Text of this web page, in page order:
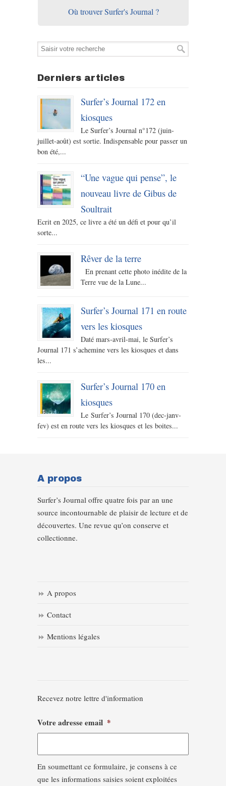
Où trouver Surfer's Journal ?
Derniers articles
Surfer’s Journal 172 en
kiosques
Le Surfer’s Journal n°172 (juin-
juillet-août) est sortie. Indispensable pour passer un
bon été,...
“Une vague qui pense”, le
nouveau livre de Gibus de
Soultrait
Ecrit en 2025, ce livre a été un défi et pour qu’il
sorte...
Rêver de la terre
En prenant cette photo inédite de la
Terre vue de la Lune...
Surfer’s Journal 171 en route
vers les kiosques
Daté mars-avril-mai, le Surfer’s
Journal 171 s’achemine vers les kiosques et dans
les...
Surfer’s Journal 170 en
kiosques
Le Surfer’s Journal 170 (dec-janv-
fev) est en route vers les kiosques et les boites...
A propos
Surfer’s Journal offre quatre fois par an une
source incontournable de plaisir de lecture et de
découvertes. Une revue qu’on conserve et
collectionne.
A propos
Contact
Mentions légales
Recevez notre lettre d'information
Votre adresse email *
En soumettant ce formulaire, je consens à ce
que les informations saisies soient exploitées